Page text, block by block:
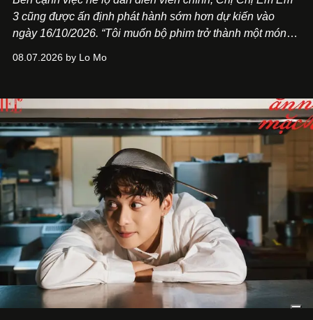
3 cũng được ấn định phát hành sớm hơn dự kiến vào
ngày 16/10/2026. “Tôi muốn bộ phim trở thành một món
Việt Nam”, NSX Will Vũ cho biết.
08.07.2026 by Lo Mo